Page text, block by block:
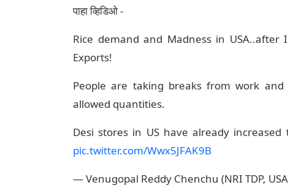
पाहा व्हिडिओ -
Rice demand and Madness in
Exports!
People are taking breaks from work
allowed quantities.
Desi stores in US have already
pic.twitter.com/Wwx5JFAK9B
— Venugopal Reddy Chenchu (NRI TDP,